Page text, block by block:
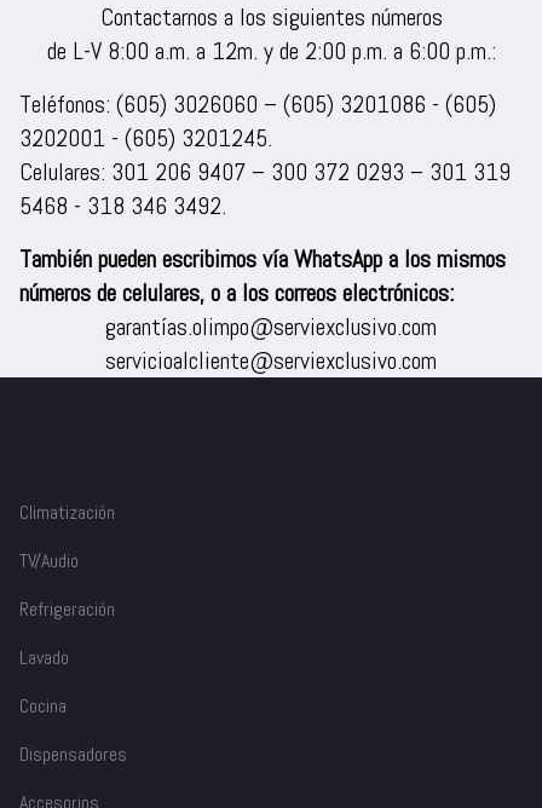
Contactarnos a los siguientes números
de L-V 8:00 a.m. a 12m. y de 2:00 p.m. a 6:00 p.m.:
Teléfonos: (605) 3026060 – (605) 3201086 - (605)
3202001 - (605) 3201245.
Celulares: 301 206 9407 – 300 372 0293 – 301 319
5468 - 318 346 3492.
También pueden escribirnos vía WhatsApp a los mismos
números de celulares, o a los correos electrónicos:
garantías.olimpo@serviexclusivo.com
servicioalcliente@serviexclusivo.com
Climatización
TV/Audio
Refrigeración
Lavado
Cocina
Dispensadores